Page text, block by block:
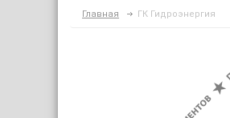
Главная ГК Гидроэнергия